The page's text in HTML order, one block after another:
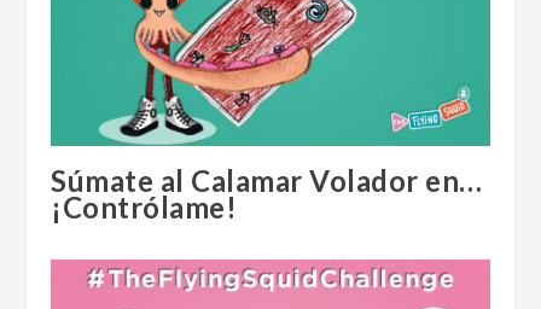
Súmate al Calamar Volador en…
¡Contrólame!